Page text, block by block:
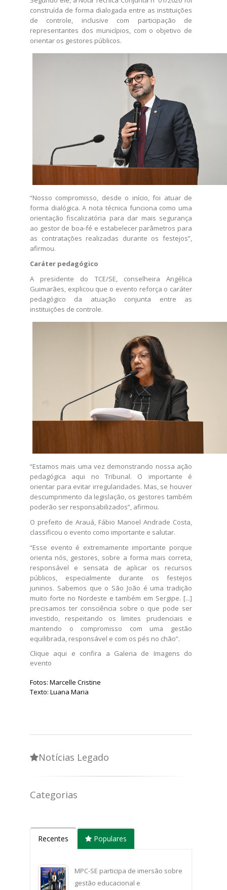
construída de forma dialogada entre as instituições
de controle, inclusive com participação de
representantes dos municípios, com o objetivo de
orientar os gestores públicos.
“Nosso compromisso, desde o início, foi atuar de
forma dialógica. A nota técnica funciona como uma
orientação fiscalizatória para dar mais segurança
ao gestor de boa-fé e estabelecer parâmetros para
as contratações realizadas durante os festejos”,
afirmou.
Caráter pedagógico
A presidente do TCE/SE, conselheira Angélica
Guimarães, explicou que o evento reforça o caráter
pedagógico da atuação conjunta entre as
instituições de controle.
“Estamos mais uma vez demonstrando nossa ação
pedagógica aqui no Tribunal. O importante é
orientar para evitar irregularidades. Mas, se houver
descumprimento da legislação, os gestores também
poderão ser responsabilizados”, afirmou.
O prefeito de Arauá, Fábio Manoel Andrade Costa,
classificou o evento como importante e salutar.
​“Esse evento é extremamente importante porque
orienta nós, gestores, sobre a forma mais correta,
responsável e sensata de aplicar os recursos
públicos, especialmente durante os festejos
juninos. Sabemos que o São João é uma tradição
muito forte no Nordeste e também em Sergipe. [...]
precisamos ter consciência sobre o que pode ser
investido, respeitando os limites prudenciais e
mantendo o compromisso com uma gestão
equilibrada, responsável e com os pés no chão”.
Clique aqui e confira a Galeria de Imagens do
evento​
Fotos: Marcelle Cristine
Texto: Luana Maria
Notícias Legado
Categorias
Recentes Populares
MPC-SE participa de imersão sobre
gestão educacional e